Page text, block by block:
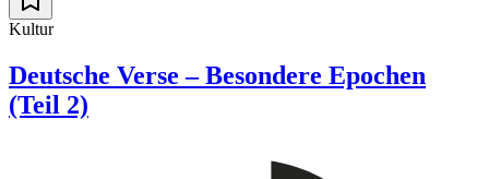
Kultur
Deutsche Verse – Besondere Epochen
(Teil 2)